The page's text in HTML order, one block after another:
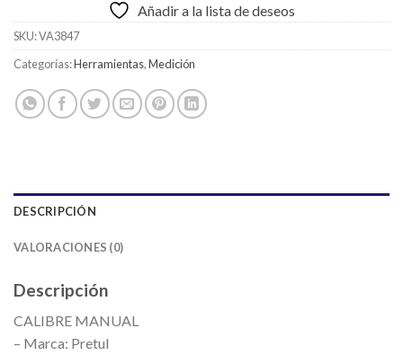
Añadir a la lista de deseos
SKU:VA3847
Categorías:Herramientas,Medición
DESCRIPCIÓN
VALORACIONES (0)
Descripción
CALIBRE MANUAL
– Marca: Pretul